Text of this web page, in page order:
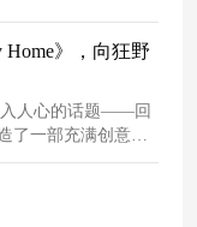
Home》，向狂野
入人心的话题——回
了一部充满创意的
的视角展现了一段